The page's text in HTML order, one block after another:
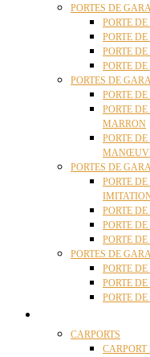
PORTES DE
PORTE
PORTE
PORTE
PORTE
PORTES DE
PORTE
PORTE
MARRON
PORTE
PORTES DE
PORTE
PORTE
PORTE
PORTE
PORTES DE
PORTE
PORTE
PORTE
CARPORTS
CARPORT